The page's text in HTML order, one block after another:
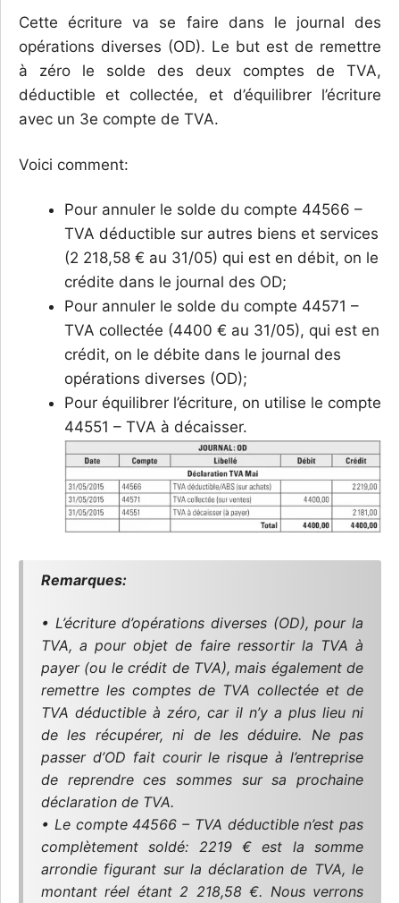
Cette écriture va se faire dans le journal des
opérations diverses (OD). Le but est de remettre
à zéro le solde des deux comptes de TVA,
déductible et collectée, et d’équilibrer l’écriture
avec un 3e compte de TVA.
Voici comment:
Pour annuler le solde du compte 44566 –
TVA déductible sur autres biens et services
(2 218,58 € au 31/05) qui est en débit, on le
crédite dans le journal des OD;
Pour annuler le solde du compte 44571 –
TVA collectée (4400 € au 31/05), qui est en
crédit, on le débite dans le journal des
opérations diverses (OD);
Pour équilibrer l’écriture, on utilise le compte
44551 – TVA à décaisser.
Remarques:
• L’écriture d’opérations diverses (OD), pour la
TVA, a pour objet de faire ressortir la TVA à
payer (ou le crédit de TVA), mais également de
remettre les comptes de TVA collectée et de
TVA déductible à zéro, car il n’y a plus lieu ni
de les récupérer, ni de les déduire. Ne pas
passer d’OD fait courir le risque à l’entreprise
de reprendre ces sommes sur sa prochaine
déclaration de TVA.
• Le compte 44566 – TVA déductible n’est pas
complètement soldé: 2219 € est la somme
arrondie figurant sur la déclaration de TVA, le
montant réel étant 2 218,58 €. Nous verrons